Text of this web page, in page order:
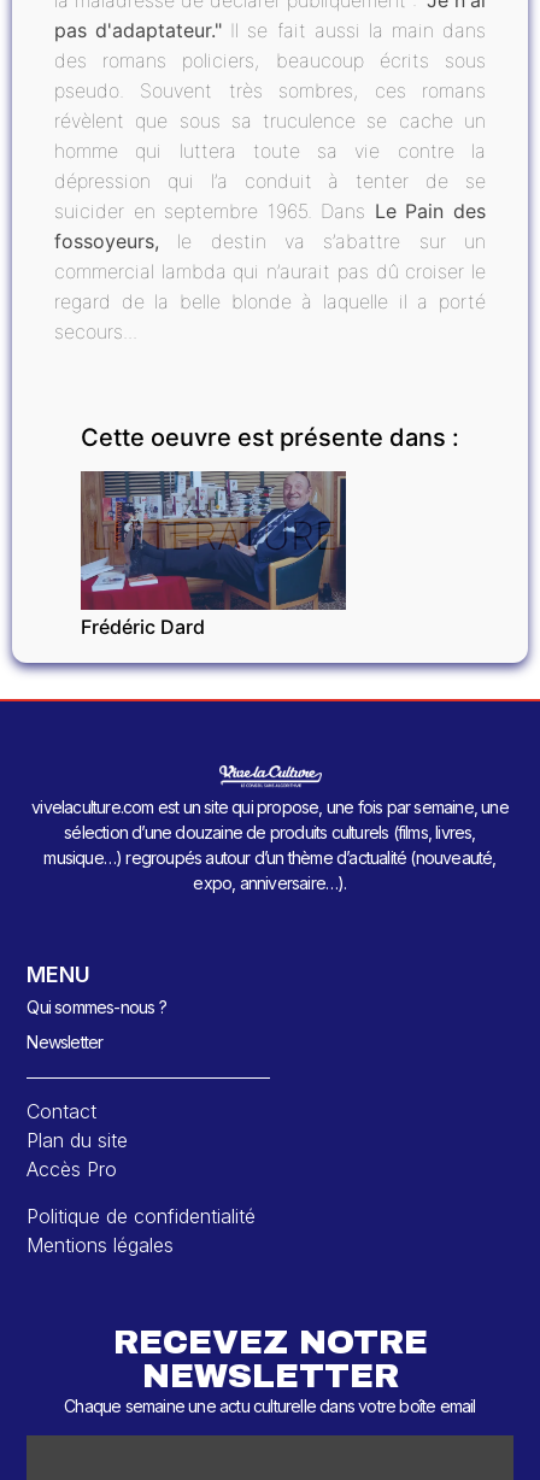
pas d'adaptateur." Il se fait aussi la main dans
des romans policiers, beaucoup écrits sous
pseudo. Souvent très sombres, ces romans
révèlent que sous sa truculence se cache un
homme qui luttera toute sa vie contre la
dépression qui l’a conduit à tenter de se
suicider en septembre 1965. Dans Le Pain des
fossoyeurs, le destin va s’abattre sur un
commercial lambda qui n’aurait pas dû croiser le
regard de la belle blonde à laquelle il a porté
secours...
Cette oeuvre est présente dans :
LITTÉRATURE
Frédéric Dard
vivelaculture.com est un site qui propose, une fois par semaine, une
sélection d’une douzaine de produits culturels (films, livres,
musique…) regroupés autour d’un thème d’actualité (nouveauté,
expo, anniversaire…).
MENU
Qui sommes-nous ?
Newsletter
Contact
Plan du site
Accès Pro
Politique de confidentialité
Mentions légales
RECEVEZ NOTRE
NEWSLETTER
Chaque semaine une actu culturelle dans votre boîte email